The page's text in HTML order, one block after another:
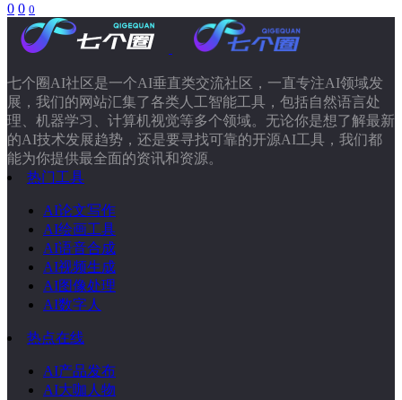
0 0 0
七个圈AI社区是一个AI垂直类交流社区，一直专注AI领域发
展，我们的网站汇集了各类人工智能工具，包括自然语言处
理、机器学习、计算机视觉等多个领域。无论你是想了解最新
的AI技术发展趋势，还是要寻找可靠的开源AI工具，我们都
能为你提供最全面的资讯和资源。
热门工具
AI论文写作
AI绘画工具
AI语音合成
AI视频生成
AI图像处理
AI数字人
热点在线
AI产品发布
AI大咖人物